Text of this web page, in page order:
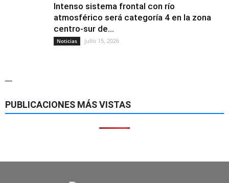
Intenso sistema frontal con río
atmosférico será categoría 4 en la zona
centro-sur de...
Noticias julio 15, 2026
—
PUBLICACIONES MÁS VISTAS